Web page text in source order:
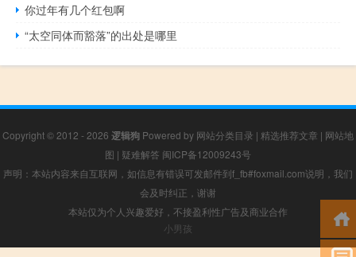
你过年有几个红包啊
“太空同体而豁落”的出处是哪里
Copyright © 2012 - 2026 逻辑狗 Powered by 网站分类目录 | 精选推荐文章 | 网站地
图 | 疑难解答 闽ICP备12009243号
声明：本站内容来自互联网，如信息有错误可发邮件到f_fb#foxmail.com说明，我们
会及时纠正，谢谢
本站仅为个人兴趣爱好，不接盈利性广告及商业合作
小男孩